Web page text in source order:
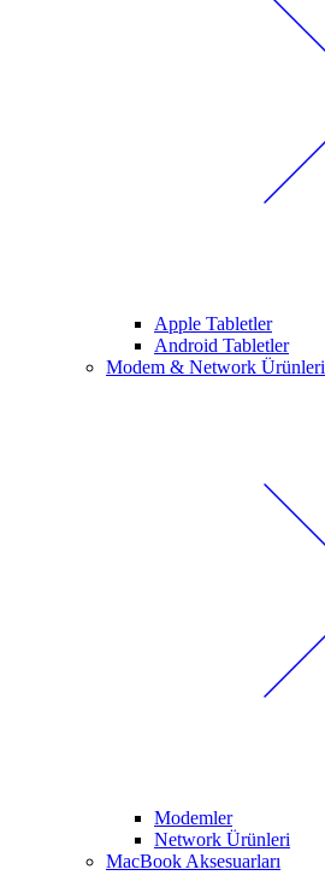
Apple Tabletler
Android Tabletler
Modem & Network Ürünleri
Modemler
Network Ürünleri
MacBook Aksesuarları